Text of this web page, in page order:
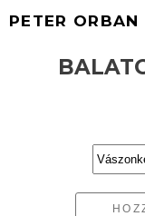
PETER ORBAN